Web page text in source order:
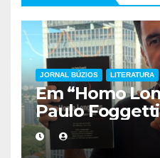
JORNAL BÚZIOS LITERATURA
Em “Homo
Paulo
viver mais
forma de